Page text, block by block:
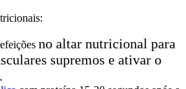
no altar nutricional para
supremos e ativar o